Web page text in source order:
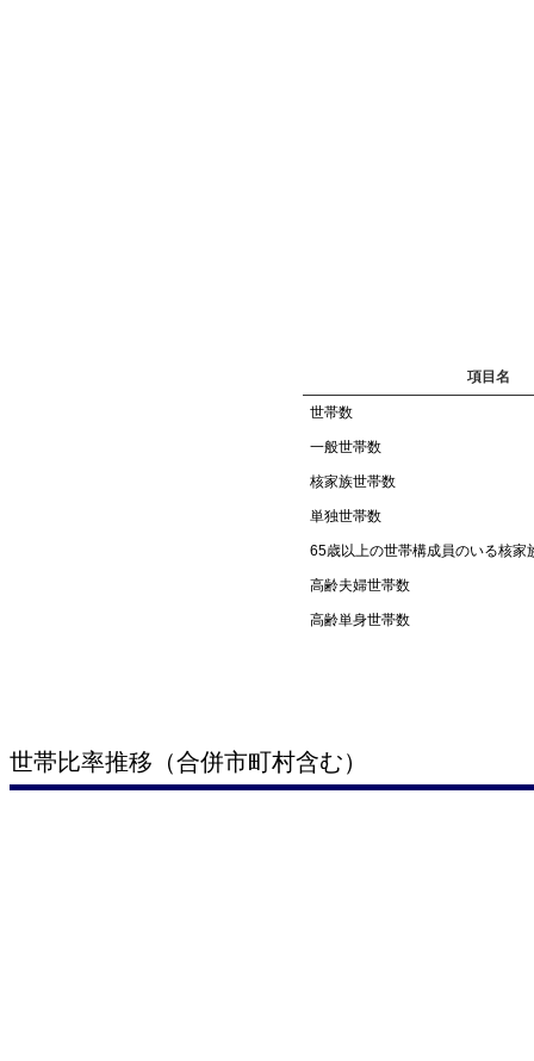
項目名
世帯数
一般世帯数
核家族世帯数
単独世帯数
65歳以上の世帯構成員のいる核家
高齢夫婦世帯数
高齢単身世帯数
世帯比率推移（合併市町村含む）